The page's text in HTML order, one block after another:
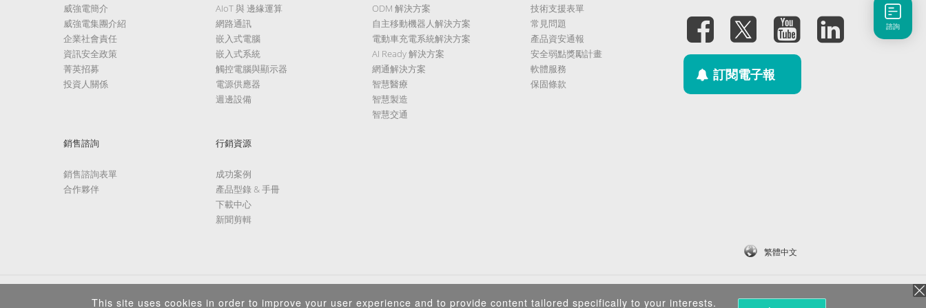
威強電簡介
威強電集團介紹
企業社會責任
資訊安全政策
菁英招募
投資人關係
AIoT 與 邊緣運算
網路通訊
嵌入式電腦
嵌入式系統
觸控電腦與顯示器
電源供應器
週邊設備
ODM 解決方案
自主移動機器人解決方案
電動車充電系統解決方案
AI Ready 解決方案
網通解決方案
智慧醫療
智慧製造
智慧交通
技術支援表單
常見問題
產品資安通報
安全弱點獎勵計畫
軟體服務
保固條款
銷售諮詢
銷售諮詢表單
合作夥伴
行銷資源
成功案例
產品型錄 & 手冊
下載中心
新聞剪輯
訂閱電子報
繁體中文
Copyright ©2026 IEI Integration Corp. All Rights Reserved.
諮詢
This site uses cookies in order to improve your user experience and to provide content tailored specifically to your interests.